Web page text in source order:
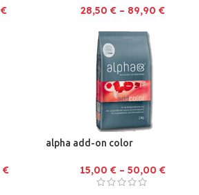
€ 28,50 €– 89,90 €
€
alpha add-on color
15,00 €– 50,00 €